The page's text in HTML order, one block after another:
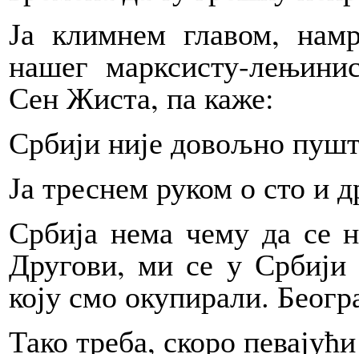
Ја климнем главом,
нашег марксисту-
Сен Жиста, па каже:
Србији није довољно
Ја треснем руком о сто и
Србија нема чему да се
Другови, ми се у
коју смо окупирали.
Тако треба, скоро